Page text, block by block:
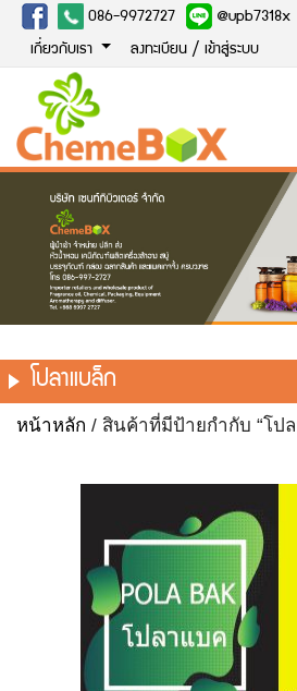
086-9972727 @upb7318x
เกี่ยวกับเรา ลงทะเบียน / เข้าสู่ระบบ
โปลาแบล็ก
หน้าหลัก / สินค้าที่มีป้ายกำกับ “โป